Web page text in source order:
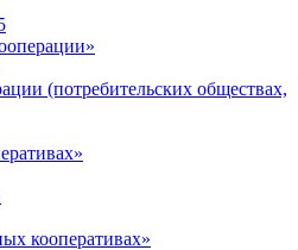
(потребительских обществах,
кооперативах»